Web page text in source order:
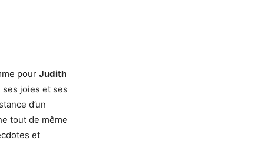
pour Judith
ses joies et ses
d’un
tout de même
et